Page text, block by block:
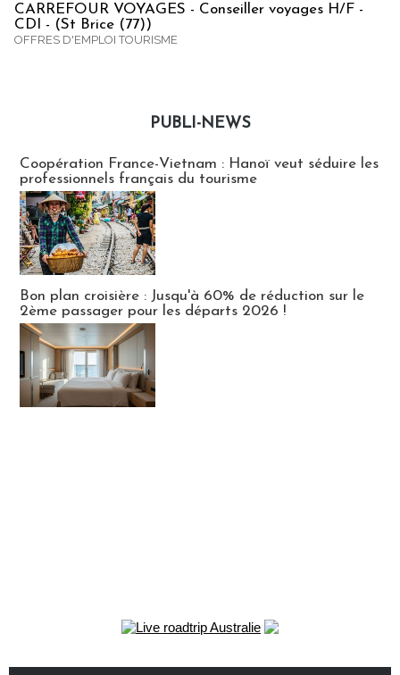
CARREFOUR VOYAGES - Conseiller voyages H/F -
CDI - (St Brice (77))
OFFRES D'EMPLOI TOURISME
PUBLI-NEWS
Coopération France-Vietnam : Hanoï veut séduire les
professionnels français du tourisme
Bon plan croisière : Jusqu'à 60% de réduction sur le
2ème passager pour les départs 2026 !